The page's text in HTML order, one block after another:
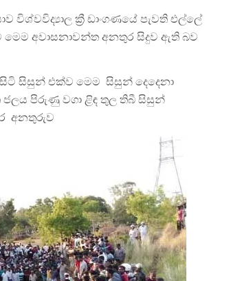
විශ්වවිද්‍යාල ක්‍රී ඩාංගණයේ පැවති එල්ලේ
අවාසනාවන්ත අනතුර සිදුව ඇති බව
සිසුන් එක්ව මෙම සිසුන් දෙදෙනා
පිරුණු වගා ළිඳ තුල තිබී සිසුන්
අනතුරුව